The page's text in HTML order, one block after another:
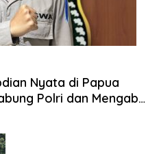
Nyata di Papua
Polri dan Mengabdi